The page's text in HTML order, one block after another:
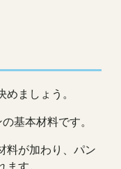
ましょう。
基本材料です。
料が加わり、パン
す。